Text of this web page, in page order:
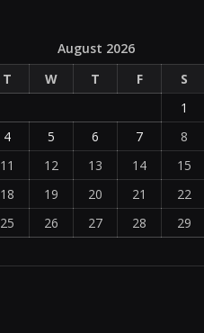
August 2026
T W T F S
1
4 5 6 7 8
11 12 13 14 15
18 19 20 21 22
25 26 27 28 29